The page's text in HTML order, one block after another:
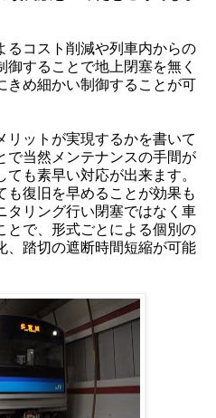
るコスト削減や列車内からの
することで地上閉塞を無く
きめ細かい制御することが可
リットが実現するかを書いて
で当然メンテナンスの手間が
も素早い対応が出来ます。
も復旧を早めることが効果も
タリング行い閉塞ではなく車
とで、形式ごとによる個別の
、踏切の遮断時間短縮が可能